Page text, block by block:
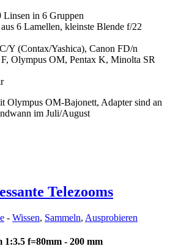
Linsen in 6 Gruppen
6 Lamellen, kleinste Blende f/22
Y (Contax/Yashica), Canon FD/n
Olympus OM, Pentax K, Minolta SR
Olympus OM-Bajonett, Adapter sind an
im Juli/August
Telezooms
- Wissen, Sammeln, Ausprobieren
1:3.5 f=80mm - 200 mm